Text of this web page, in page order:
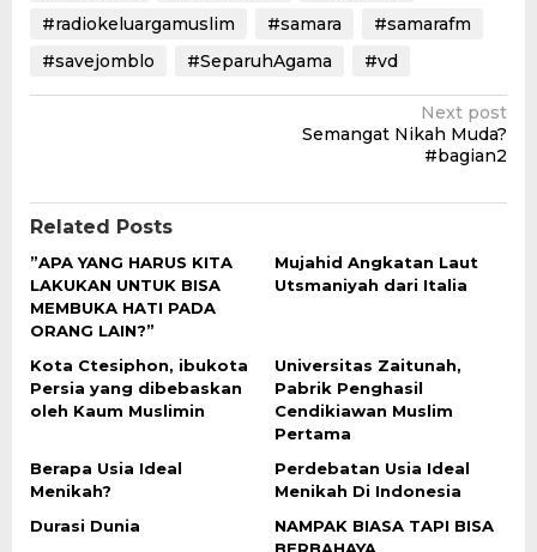
#radiokeluargamuslim
#samara
#samarafm
#savejomblo
#SeparuhAgama #vd
Next post
Semangat Nikah Muda?
#bagian2
Related Posts
”APA YANG HARUS KITA
LAKUKAN UNTUK BISA
MEMBUKA HATI PADA
ORANG LAIN?”
Mujahid Angkatan Laut
Utsmaniyah dari Italia
Kota Ctesiphon, ibukota
Persia yang dibebaskan
oleh Kaum Muslimin
Universitas Zaitunah,
Pabrik Penghasil
Cendikiawan Muslim
Pertama
Berapa Usia Ideal
Menikah?
Perdebatan Usia Ideal
Menikah Di Indonesia
Durasi Dunia
NAMPAK BIASA TAPI BISA
BERBAHAYA